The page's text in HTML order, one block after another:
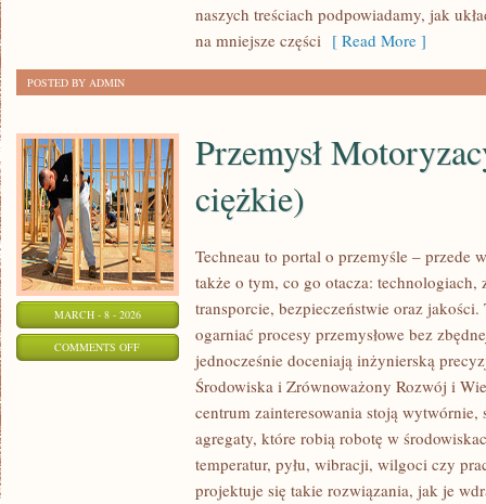
naszych treściach podpowiadamy, jak
na mniejsze części [ Read More ]
POSTED BY ADMIN
MARCH - 8 - 2026
COMMENTS OFFON
PRZEMYSŁ
Przemysł
ciężkie)
Techneau to portal o przemyśle – przede
także o tym, co go otacza: technologiach,
transporcie, bezpieczeństwie oraz
ogarniać procesy przemysłowe bez
jednocześnie doceniają inżynierską
Środowiska i Zrównoważony Rozwój i
centrum zainteresowania stoją wytwórnie,
agregaty, które robią robotę w
temperatur, pyłu, wibracji, wilgoci czy
projektuje się takie rozwiązania, jak je